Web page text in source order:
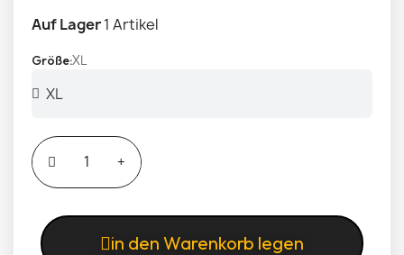
Auf Lager1 Artikel
GrößeXL
in den Warenkorb legen